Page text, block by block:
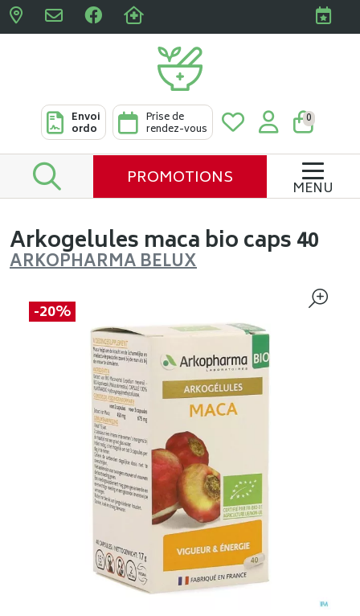
Pharmacies Clabots &
Envoi
ordo
Prise de
rendez-vous
0
PROMOTIONS MENU
Arkogelules maca bio caps 40
ARKOPHARMA BELUX
-20%